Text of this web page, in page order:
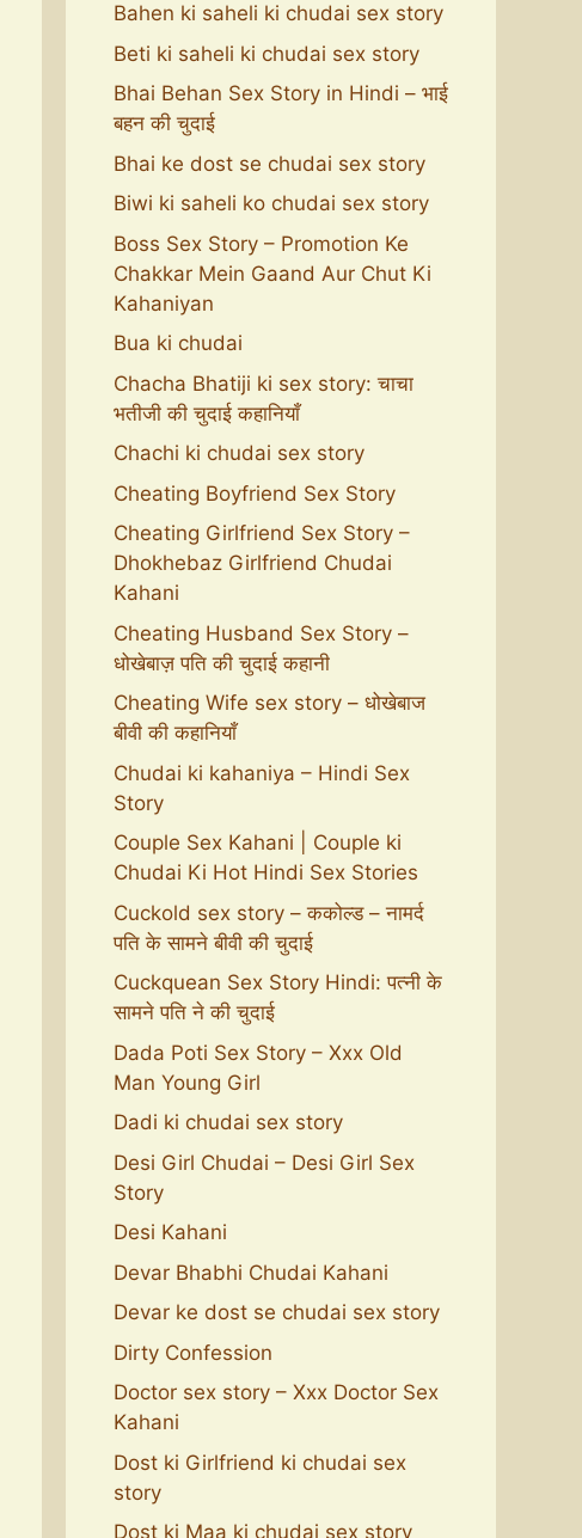
Bahen ki saheli ki chudai sex story
Beti ki saheli ki chudai sex story
Bhai Behan Sex Story in Hindi – भाई
बहन की चुदाई
Bhai ke dost se chudai sex story
Biwi ki saheli ko chudai sex story
Boss Sex Story – Promotion Ke
Chakkar Mein Gaand Aur Chut Ki
Kahaniyan
Bua ki chudai
Chacha Bhatiji ki sex story: चाचा
भतीजी की चुदाई कहानियाँ
Chachi ki chudai sex story
Cheating Boyfriend Sex Story
Cheating Girlfriend Sex Story –
Dhokhebaz Girlfriend Chudai
Kahani
Cheating Husband Sex Story –
धोखेबाज़ पति की चुदाई कहानी
Cheating Wife sex story – धोखेबाज
बीवी की कहानियाँ
Chudai ki kahaniya – Hindi Sex
Story
Couple Sex Kahani | Couple ki
Chudai Ki Hot Hindi Sex Stories
Cuckold sex story – ककोल्ड – नामर्द
पति के सामने बीवी की चुदाई
Cuckquean Sex Story Hindi: पत्नी के
सामने पति ने की चुदाई
Dada Poti Sex Story – Xxx Old
Man Young Girl
Dadi ki chudai sex story
Desi Girl Chudai – Desi Girl Sex
Story
Desi Kahani
Devar Bhabhi Chudai Kahani
Devar ke dost se chudai sex story
Dirty Confession
Doctor sex story – Xxx Doctor Sex
Kahani
Dost ki Girlfriend ki chudai sex
story
Dost ki Maa ki chudai sex story